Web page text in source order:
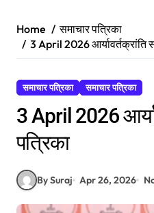
Home
समाचार पत्रिका
3 April 2026 आर्यावर्तक्रांति
समाचार पत्रिका समाचार पत्रिका
3 April 2026
पत्रिका
By Suraj Apr 26, 2026